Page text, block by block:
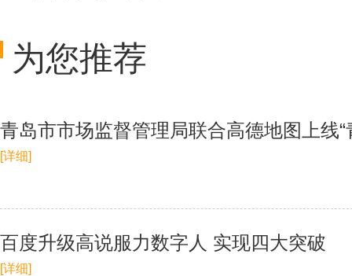
为您推荐
青岛市市场监督管理局联合高德地图上线
[详细]
百度升级高说服力数字人 实现四大突破
[详细]